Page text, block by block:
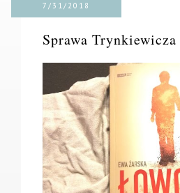
7/31/2018
Sprawa Trynkiewicza